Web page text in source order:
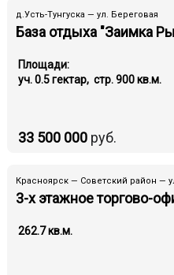
д.Усть-Тунгуска — ул. Береговая
База отдыха "Заимка
33 500 000руб.
Площади:
уч. 0.5 гектар, стр. 900 кв.м.
Красноярск — Советский район —
3-х этажное торгово-
262.7 кв.м.